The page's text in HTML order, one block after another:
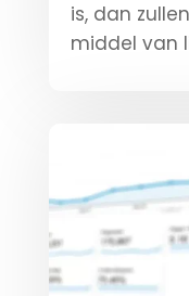
is, dan
middel van